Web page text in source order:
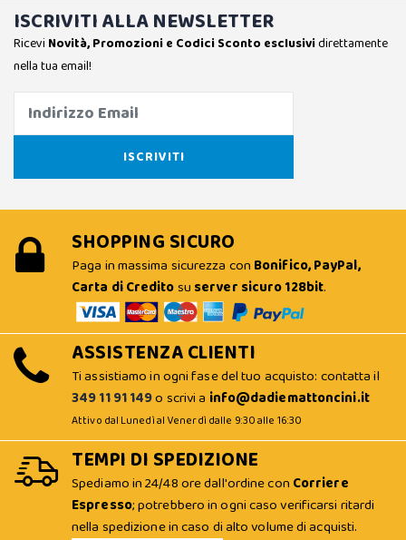
ISCRIVITI ALLA NEWSLETTER
Ricevi Novità, Promozioni e Codici Sconto esclusividirettamente
nella tua email!
SHOPPING SICURO
Paga in massima sicurezza con Bonifico, PayPal,
Carta di Creditosu server sicuro 128bit.
ASSISTENZA CLIENTI
Ti assistiamo in ogni fase del tuo acquisto: contatta il
349 11 91 149o scrivi a info@dadiemattoncini.it
Attivo dal Lunedì al Venerdì dalle 9:30 alle 16:30
TEMPI DI SPEDIZIONE
Spediamo in 24/48 ore dall'ordine con Corriere
Espresso; potrebbero in ogni caso verificarsi ritardi
nella spedizione in caso di alto volume di acquisti.